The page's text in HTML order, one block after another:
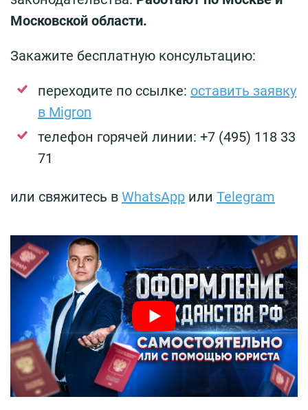
Московской области.
Закажите бесплатную консультацию:
переходите по ссылке: оставить заявку
в Migron
телефон горячей линии: +7 (495) 118 33
71
или свяжитесь в WhatsApp или Telegram